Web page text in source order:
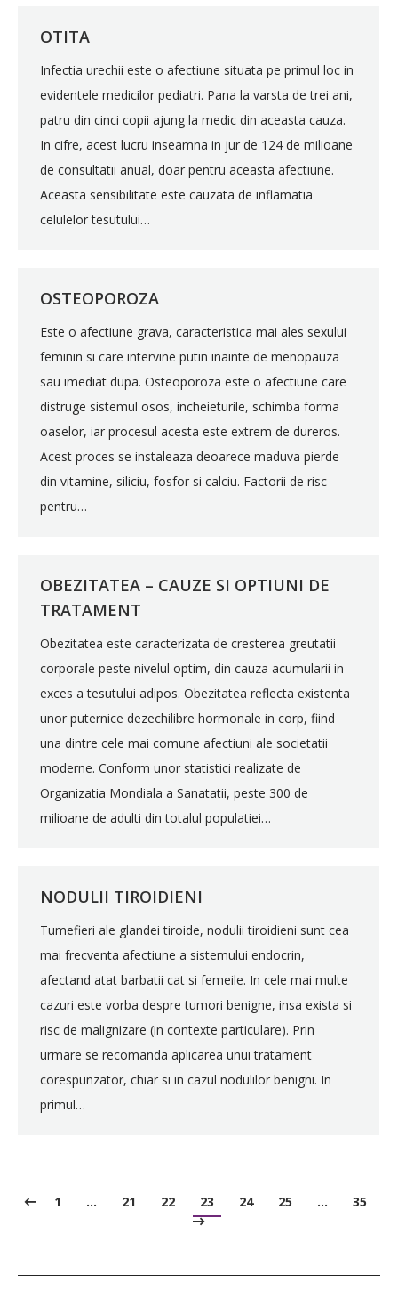
OTITA
Infectia urechii este o afectiune situata pe primul loc in
evidentele medicilor pediatri. Pana la varsta de trei ani,
patru din cinci copii ajung la medic din aceasta cauza.
In cifre, acest lucru inseamna in jur de 124 de milioane
de consultatii anual, doar pentru aceasta afectiune.
Aceasta sensibilitate este cauzata de inflamatia
celulelor tesutului…
OSTEOPOROZA
Este o afectiune grava, caracteristica mai ales sexului
feminin si care intervine putin inainte de menopauza
sau imediat dupa. Osteoporoza este o afectiune care
distruge sistemul osos, incheieturile, schimba forma
oaselor, iar procesul acesta este extrem de dureros.
Acest proces se instaleaza deoarece maduva pierde
din vitamine, siliciu, fosfor si calciu. Factorii de risc
pentru…
OBEZITATEA – CAUZE SI OPTIUNI DE
TRATAMENT
Obezitatea este caracterizata de cresterea greutatii
corporale peste nivelul optim, din cauza acumularii in
exces a tesutului adipos. Obezitatea reflecta existenta
unor puternice dezechilibre hormonale in corp, fiind
una dintre cele mai comune afectiuni ale societatii
moderne. Conform unor statistici realizate de
Organizatia Mondiala a Sanatatii, peste 300 de
milioane de adulti din totalul populatiei…
NODULII TIROIDIENI
Tumefieri ale glandei tiroide, nodulii tiroidieni sunt cea
mai frecventa afectiune a sistemului endocrin,
afectand atat barbatii cat si femeile. In cele mai multe
cazuri este vorba despre tumori benigne, insa exista si
risc de malignizare (in contexte particulare). Prin
urmare se recomanda aplicarea unui tratament
corespunzator, chiar si in cazul nodulilor benigni. In
primul…
1 … 21 22 23 24 25 … 35